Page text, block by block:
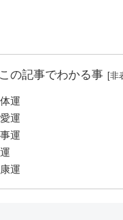
この記事でわかる事
運
運
運
運